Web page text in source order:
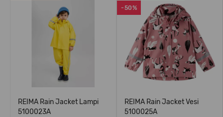
REIMA Rain Jacket Lampi
5100023A
-50%
REIMA Rain Jacket Vesi
5100025A